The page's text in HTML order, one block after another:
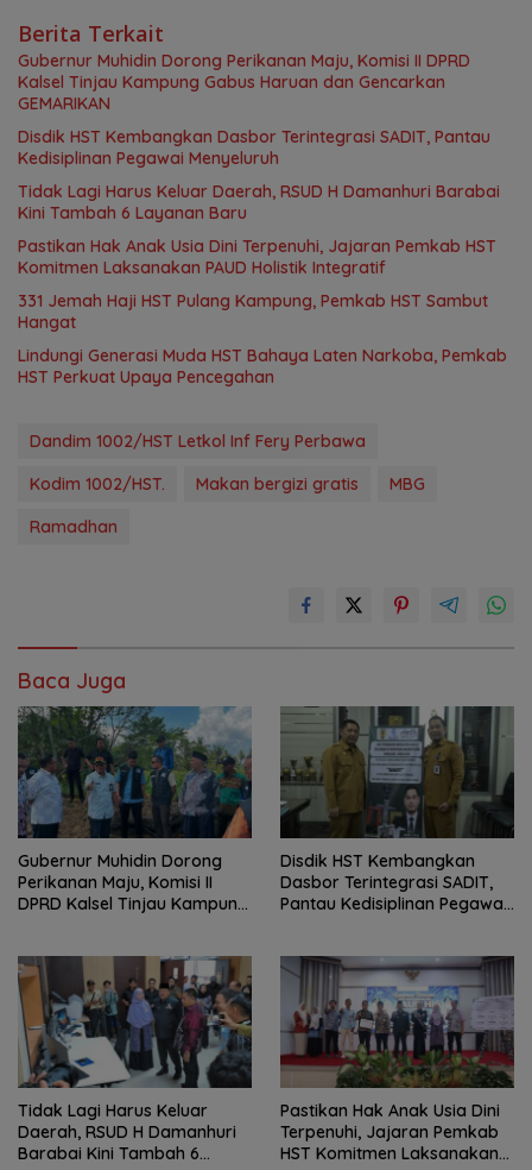
Berita Terkait
Gubernur Muhidin Dorong Perikanan Maju, Komisi II DPRD
Kalsel Tinjau Kampung Gabus Haruan dan Gencarkan
GEMARIKAN
Disdik HST Kembangkan Dasbor Terintegrasi SADIT, Pantau
Kedisiplinan Pegawai Menyeluruh
Tidak Lagi Harus Keluar Daerah, RSUD H Damanhuri Barabai
Kini Tambah 6 Layanan Baru
Pastikan Hak Anak Usia Dini Terpenuhi, Jajaran Pemkab HST
Komitmen Laksanakan PAUD Holistik Integratif
331 Jemah Haji HST Pulang Kampung, Pemkab HST Sambut
Hangat
Lindungi Generasi Muda HST Bahaya Laten Narkoba, Pemkab
HST Perkuat Upaya Pencegahan
Dandim 1002/HST Letkol Inf Fery Perbawa
Kodim 1002/HST.
Makan bergizi gratis
MBG
Ramadhan
Baca Juga
Gubernur Muhidin Dorong
Perikanan Maju, Komisi II
DPRD Kalsel Tinjau Kampung
Disdik HST Kembangkan
Dasbor Terintegrasi SADIT,
Pantau Kedisiplinan Pegawai
Tidak Lagi Harus Keluar
Daerah, RSUD H Damanhuri
Barabai Kini Tambah 6
Pastikan Hak Anak Usia Dini
Terpenuhi, Jajaran Pemkab
HST Komitmen Laksanakan